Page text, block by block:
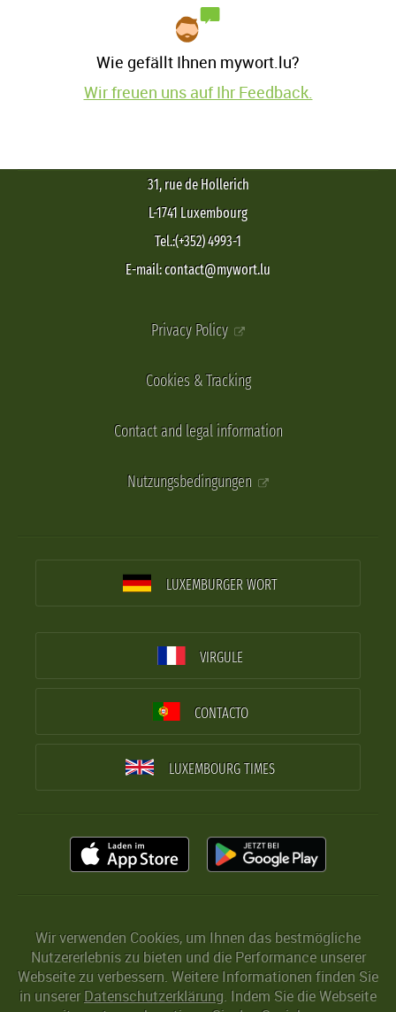
Wie gefällt Ihnen mywort.lu?
Wir freuen uns auf Ihr Feedback.
31, rue de Hollerich
L-1741 Luxembourg
Tel.:(+352) 4993-1
E-mail: contact@mywort.lu
Privacy Policy
Cookies & Tracking
Contact and legal information
Nutzungsbedingungen
LUXEMBURGER WORT
VIRGULE
CONTACTO
LUXEMBOURG TIMES
Wir verwenden Cookies, um Ihnen das bestmögliche
Nutzererlebnis zu bieten und die Performance unserer
Webseite zu verbessern. Weitere Informationen finden Sie
in unserer Datenschutzerklärung. Indem Sie die Webseite